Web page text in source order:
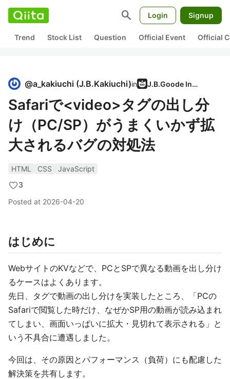
search Login Signup
Trend Stock List Question Official Event Official
@a_kakiuchi (J.B.Kakiuchi)in J.B.Goode Inc.
Safariで<video>タグの出し分
け（PC/SP）がうまくいかず拡
大されるバグの対処法
HTML CSS
JavaScript
3
Posted at 2026-04-20
はじめに
WebサイトのKVなどで、PCとSPで異なる動画を出し分け
るケースはよくあります。
先日、タグで動画の出し分けを実装したところ、「PCの
Safariで閲覧した時だけ、なぜかSP用の動画が読み込まれ
てしまい、画面いっぱいに拡大・見切れて表示される」と
いう不具合に遭遇しました。
今回は、その原因とパフォーマンス（負荷）にも配慮した
解決策を共有します。